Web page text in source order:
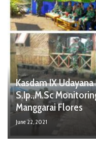
Kasdam IX
S.Ip.,M.Sc
Manggarai Flores
June 22, 2021